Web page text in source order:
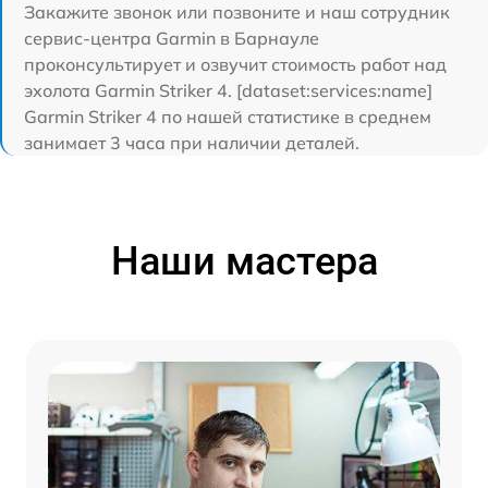
Закажите звонок или позвоните и наш сотрудник
сервис-центра Garmin в Барнауле
проконсультирует и озвучит стоимость работ над
эхолота Garmin Striker 4. [dataset:services:name]
Garmin Striker 4 по нашей статистике в среднем
занимает 3 часа при наличии деталей.
Наши мастера